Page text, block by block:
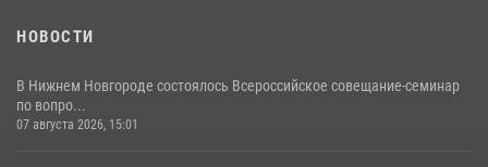
НОВОСТИ
В Нижнем Новгороде состоялось Всероссийское совещание-семинар
по вопро...
07 августа 2026, 15:01